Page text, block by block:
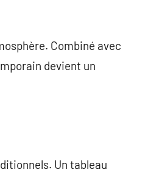
Combiné avec
devient un
Un tableau